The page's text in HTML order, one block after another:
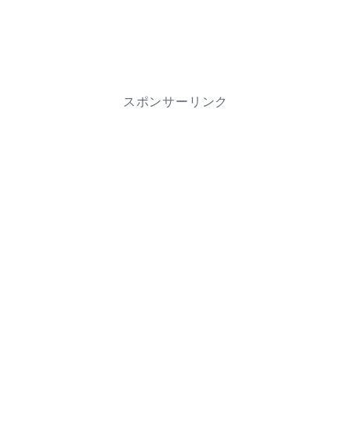
スポンサーリンク